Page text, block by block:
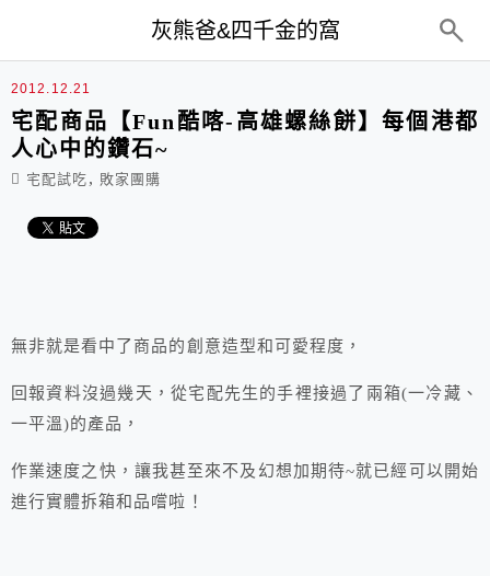
灰熊爸&四千金的窩
2012.12.21
宅配商品【Fun酷喀-高雄螺絲餅】每個港都
人心中的鑽石~
宅配試吃 , 敗家團購
無非就是看中了商品的創意造型和可愛程度，
回報資料沒過幾天，從宅配先生的手裡接過了兩箱(一冷藏、
一平溫)的產品，
作業速度之快，讓我甚至來不及幻想加期待~就已經可以開始
進行實體拆箱和品嚐啦！